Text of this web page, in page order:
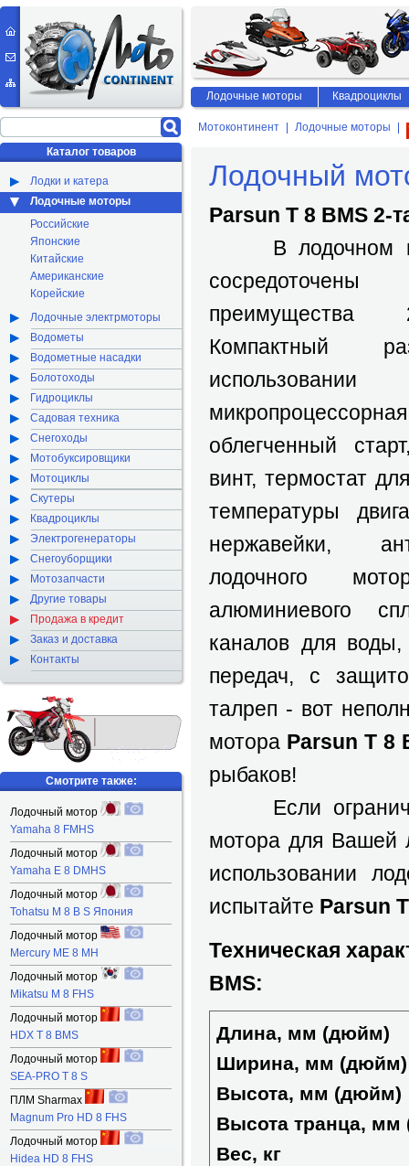
Мотоконтинент Лодочные моторы
Лодочный
Parsun T 8 BMS 2-
В лодочном
сосредоточены
преимущества
Компактный
облегченный
винт, термостат
температуры
нержавейки,
лодочного
алюминиевого
каналов для
передач, с
талреп - вот
мотора Parsun T 8
рыбаков!
Если
мотора для Вашей
использовании
испытайте Parsun
Техническая
BMS:
Длина, мм (дюйм)
Ширина, мм (дюйм)
Высота, мм (дюйм)
Высота транца,
Вес, кг
Каталог товаров
Лодки и катера
Лодочные моторы
Российские
Японские
Китайские
Американские
Корейские
Лодочные электрмоторы
Водометы
Водометные насадки
Болотоходы
Гидроциклы
Садовая техника
Снегоходы
Мотобуксировщики
Мотоциклы
Скутеры
Квадроциклы
Электрогенераторы
Снегоуборщики
Мотозапчасти
Другие товары
Продажа в кредит
Заказ и доставка
Контакты
Смотрите также:
Лодочный мотор
Yamaha 8 FMHS
Лодочный мотор
Yamaha E 8 DMHS
Лодочный мотор
Tohatsu M 8 B S Япония
Лодочный мотор
Mercury ME 8 MH
Лодочный мотор
Mikatsu M 8 FHS
Лодочный мотор
HDX T 8 BMS
Лодочный мотор
SEA-PRO T 8 S
ПЛМ Sharmax
Magnum Pro HD 8 FHS
Лодочный мотор
Hidea HD 8 FHS
Лодочные моторы Квадроциклы